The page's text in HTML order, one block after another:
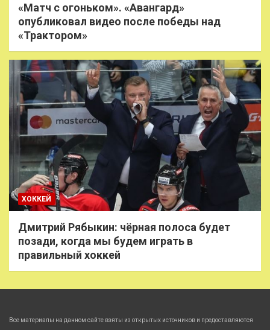
«Матч с огоньком». «Авангард»
опубликовал видео после победы над
«Трактором»
ХОККЕЙ
Дмитрий Рябыкин: чёрная полоса будет
позади, когда мы будем играть в
правильный хоккей
Все материалы на данном сайте взяты из открытых источников и предоставляются